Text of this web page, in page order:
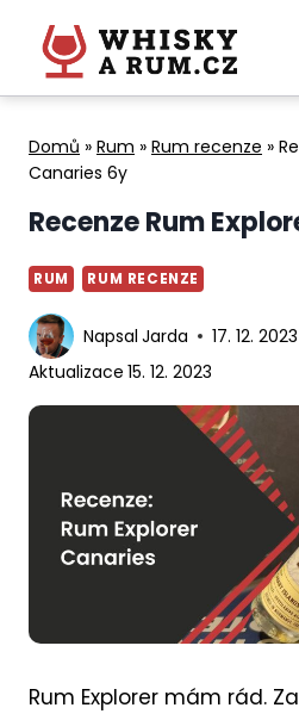
obsah
Domů » Rum » Rum recenze »
Canaries 6y
Recenze Rum
RUM RUM RECENZE
Napsal Jarda
17. 12. 2023
Aktualizace 15. 12. 2023
Rum Explorer mám rád.